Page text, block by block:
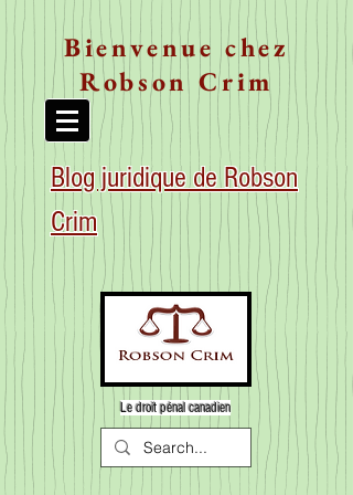
Bienvenue chez
Robson Crim
Blog juridique de Robson
Crim
Le droit pénal canadien